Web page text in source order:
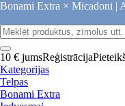
Bonami Extra × Micadoni |
10 € jumsReģistrācija
Kategorijas
Telpas
Bonami Extra